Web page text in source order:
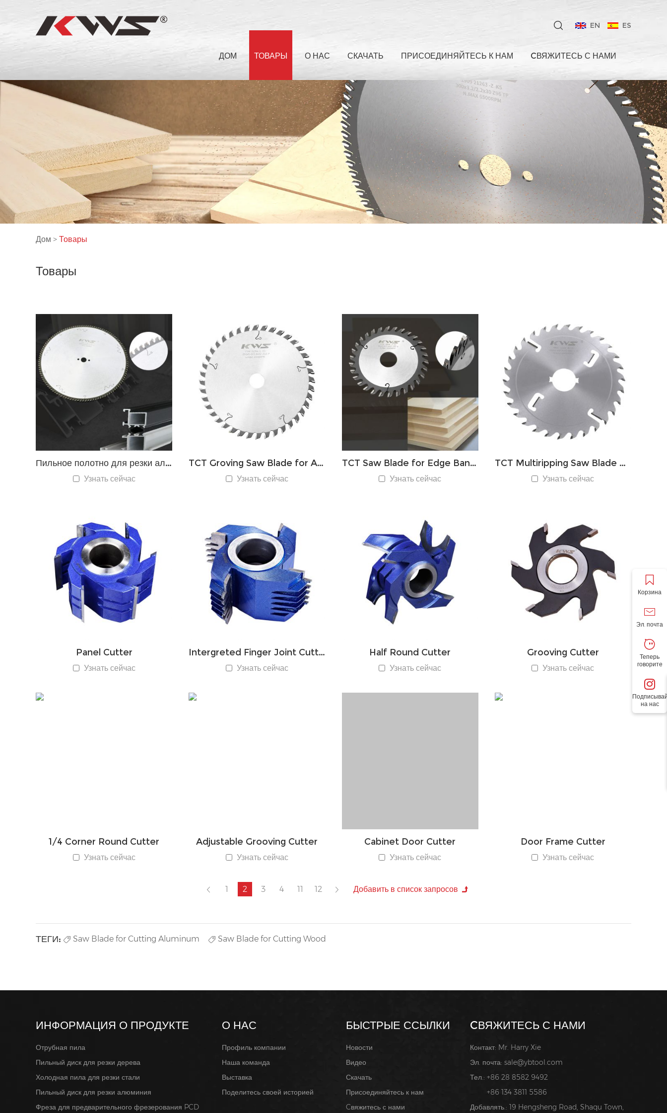
EN ES
ДОМ ТОВАРЫ О НАС СКАЧАТЬ ПРИСОЕДИНЯЙТЕСЬ К НАМ CВЯЖИТЕСЬ С НАМИ
Дом > Товары
Товары
Пильное полотно для резки алюминия TCT
Узнать сейчас
TCT Groving Saw Blade for Aluminum Processing
Узнать сейчас
TCT Saw Blade for Edge Banding
Узнать сейчас
TCT Multiripping Saw Blade with Rakers
Узнать сейчас
Panel Cutter
Узнать сейчас
Intergreted Finger Joint Cutter
Узнать сейчас
Half Round Cutter
Узнать сейчас
Grooving Cutter
Узнать сейчас
1/4 Corner Round Cutter
Узнать сейчас
Adjustable Grooving Cutter
Узнать сейчас
Cabinet Door Cutter
Узнать сейчас
Door Frame Cutter
Узнать сейчас
1 2 3 4 11 12
ТЕГИ: Saw Blade for Cutting Aluminum Saw Blade for Cutting Wood
ИНФОРМАЦИЯ О ПРОДУКТЕ
Отрубная пила
Пильный диск для резки дерева
Холодная пила для резки стали
Пильный диск для резки алюминия
Фреза для предварительного фрезерования PCD
О НАС
Профиль компании
Наша команда
Выставка
Поделитесь своей историей
БЫСТРЫЕ ССЫЛКИ
Новости
Видео
Скачать
Присоединяйтесь к нам
Cвяжитесь с нами
CВЯЖИТЕСЬ С НАМИ
Контакт: Mr. Harry Xie
Эл. почта: sale@ybtool.com
Тел.: +86 28 8582 9492
+86 134 3811 5586
Добавлять.: 19 Hengsheng Road, Shaqu Town,
Корзина
Эл. почта
Теперь
говорите
на нас